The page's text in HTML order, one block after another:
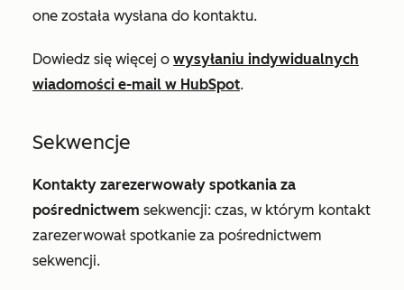
one została wysłana do kontaktu.
Dowiedz się więcej o wysyłaniu indywidualnych
wiadomości e-mail w HubSpot.
Sekwencje
Kontakty zarezerwowały spotkania za
pośrednictwem sekwencji: czas, w którym kontakt
zarezerwował spotkanie za pośrednictwem
sekwencji.